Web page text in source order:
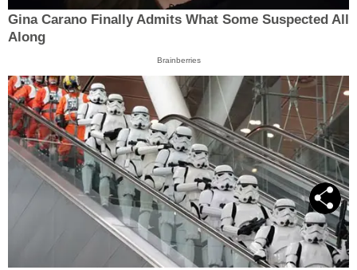
Gina Carano Finally Admits What Some Suspected All
Along
Brainberries